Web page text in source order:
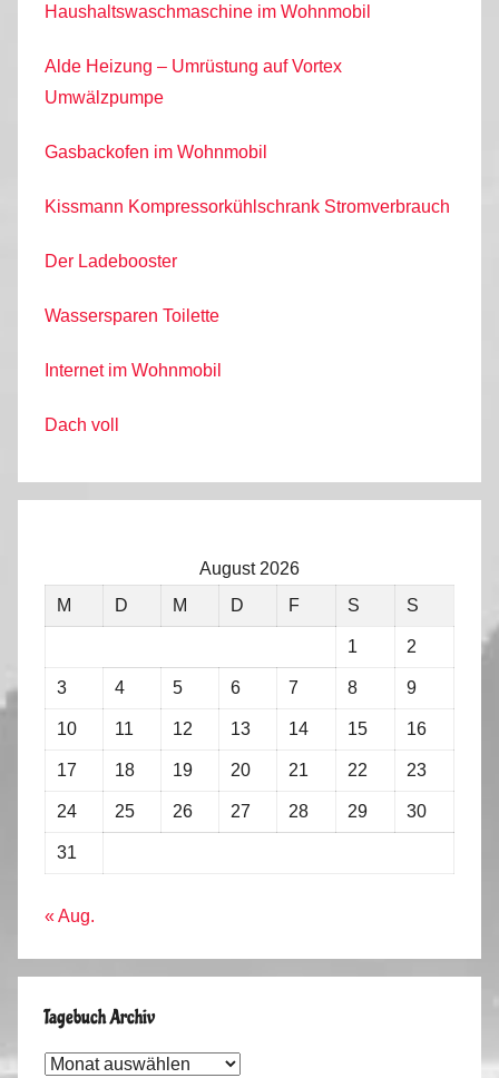
Haushaltswaschmaschine im Wohnmobil
Alde Heizung – Umrüstung auf Vortex
Umwälzpumpe
Gasbackofen im Wohnmobil
Kissmann Kompressorkühlschrank Stromverbrauch
Der Ladebooster
Wassersparen Toilette
Internet im Wohnmobil
Dach voll
August 2026
M
D M D F S S
1 2
3 4 5 6 7 8 9
10 11 12 13 14 15 16
17 18 19 20 21 22 23
24 25 26 27 28 29 30
31
« Aug.
Tagebuch Archiv
Tagebuch